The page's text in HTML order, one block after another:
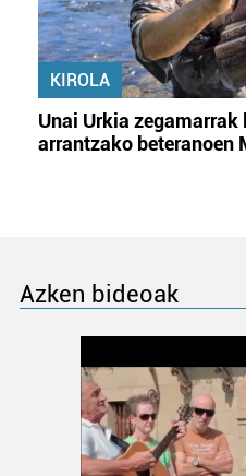
KIROLA
Unai Urkia
arrantzako beteranoen
Azken bideoak